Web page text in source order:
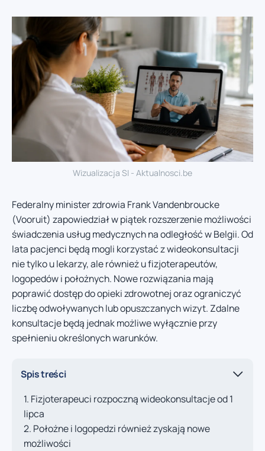
Wizualizacja SI - Aktualnosci.be
Federalny minister zdrowia Frank Vandenbroucke
(Vooruit) zapowiedział w piątek rozszerzenie możliwości
świadczenia usług medycznych na odległość w Belgii. Od
lata pacjenci będą mogli korzystać z wideokonsultacji
nie tylko u lekarzy, ale również u fizjoterapeutów,
logopedów i położnych. Nowe rozwiązania mają
poprawić dostęp do opieki zdrowotnej oraz ograniczyć
liczbę odwoływanych lub opuszczanych wizyt. Zdalne
konsultacje będą jednak możliwe wyłącznie przy
spełnieniu określonych warunków.
Spis treści
Fizjoterapeuci rozpoczną wideokonsultacje od 1
lipca
Położne i logopedzi również zyskają nowe
możliwości